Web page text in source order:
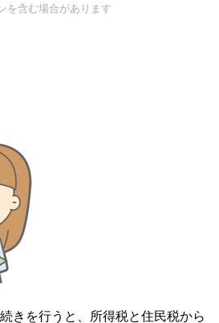
を含む場合があります
きを行うと、所得税と住民税から